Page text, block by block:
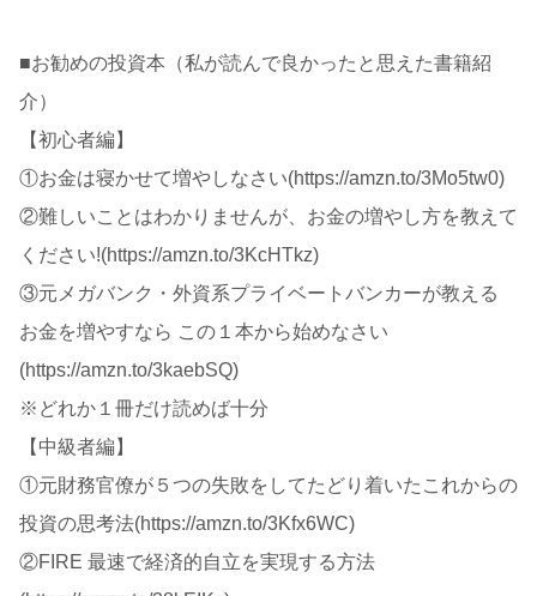
■お勧めの投資本（私が読んで良かったと思えた書籍紹
介）
【初心者編】
①お金は寝かせて増やしなさい(https://amzn.to/3Mo5tw0)
②難しいことはわかりませんが、お金の増やし方を教えて
ください!(https://amzn.to/3KcHTkz)
③元メガバンク・外資系プライベートバンカーが教える
お金を増やすなら この１本から始めなさい
(https://amzn.to/3kaebSQ)
※どれか１冊だけ読めば十分
【中級者編】
①元財務官僚が５つの失敗をしてたどり着いたこれからの
投資の思考法(https://amzn.to/3Kfx6WC)
②FIRE 最速で経済的自立を実現する方法